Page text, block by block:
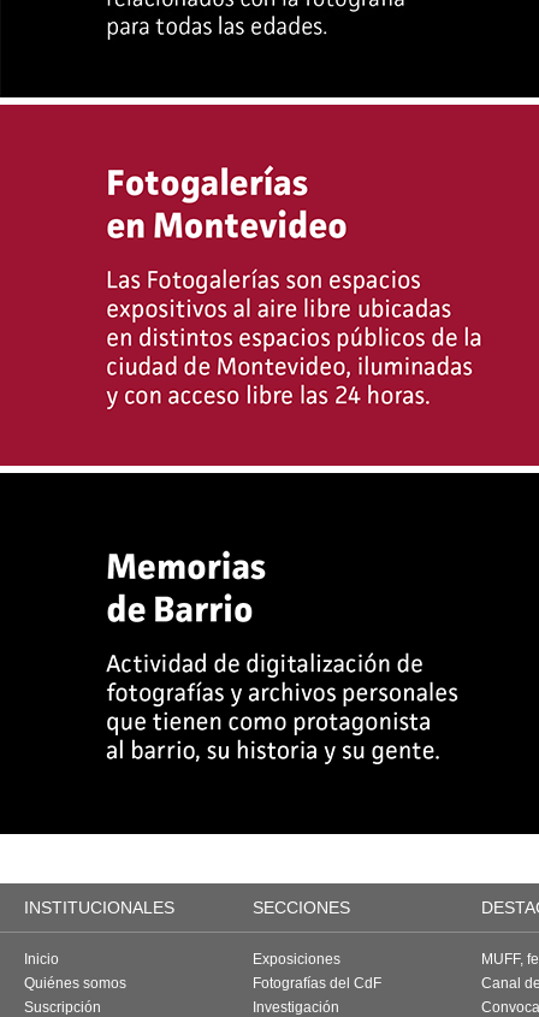
INSTITUCIONALES SECCIONES
Inicio
Quiénes somos
Suscripción
Exposiciones
Fotografías del CdF
Investigación
MUFF,
Canal